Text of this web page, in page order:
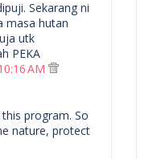
Sekarang ni
masa hutan
utk
PEKA
AM
program. So
nature, protect